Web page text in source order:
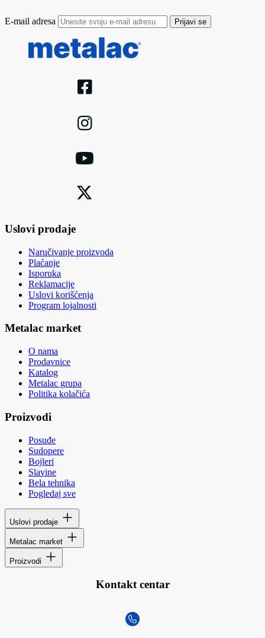
E-mail adresa Prijavi se
Uslovi prodaje
Naručivanje proizvoda
Plaćanje
Isporuka
Reklamacije
Uslovi korišćenja
Program lojalnosti
Metalac market
O nama
Prodavnice
Katalog
Metalac grupa
Politika kolačića
Proizvodi
Posuđe
Sudopere
Bojleri
Slavine
Bela tehnika
Pogledaj sve
Uslovi prodaje
Metalac market
Proizvodi
Kontakt centar